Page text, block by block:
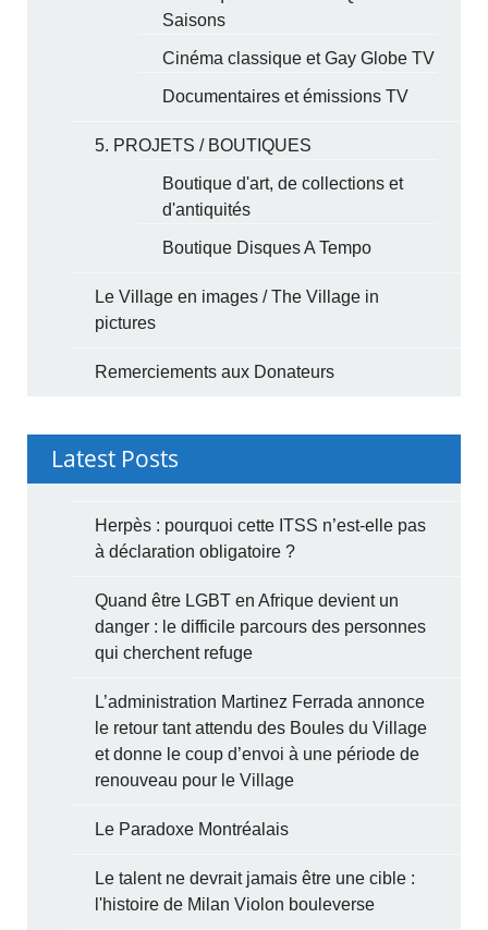
Saisons
Cinéma classique et Gay Globe TV
Documentaires et émissions TV
5. PROJETS / BOUTIQUES
Boutique d'art, de collections et
d'antiquités
Boutique Disques A Tempo
Le Village en images / The Village in
pictures
Remerciements aux Donateurs
Latest Posts
Herpès : pourquoi cette ITSS n’est-elle pas
à déclaration obligatoire ?
Quand être LGBT en Afrique devient un
danger : le difficile parcours des personnes
qui cherchent refuge
L’administration Martinez Ferrada annonce
le retour tant attendu des Boules du Village
et donne le coup d’envoi à une période de
renouveau pour le Village
Le Paradoxe Montréalais
Le talent ne devrait jamais être une cible :
l'histoire de Milan Violon bouleverse